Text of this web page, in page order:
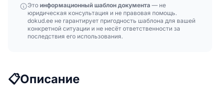
Это информационный шаблон документа — не
юридическая консультация и не правовая помощь.
dokud.ee не гарантирует пригодность шаблона для вашей
конкретной ситуации и не несёт ответственности за
последствия его использования.
📋Описание